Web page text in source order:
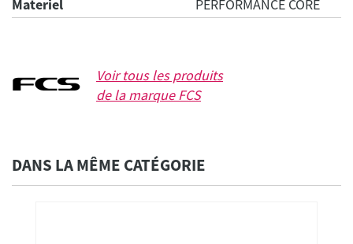
Materiel
PERFORMANCE CORE
Voir tous les produits
de la marqueFCS
DANS LA MÊME CATÉGORIE